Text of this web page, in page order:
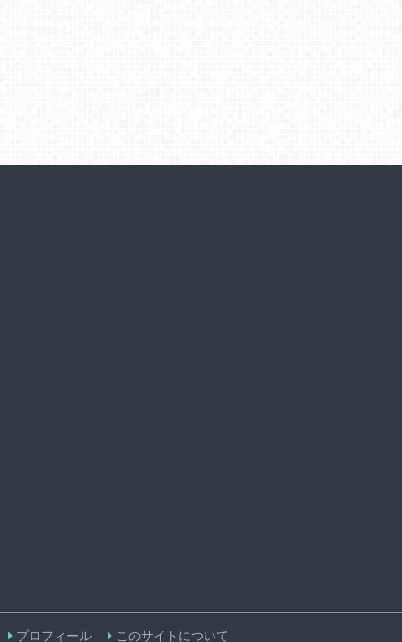
プロフィール このサイトについて